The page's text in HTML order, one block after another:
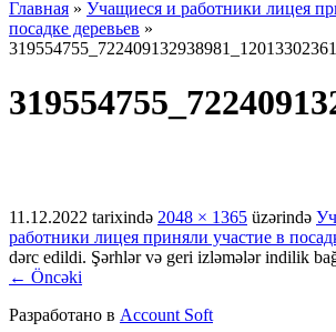
Главная » Учащиеся и работники лицея
посадке деревьев »
11.12.2022 tarixində 2048 × 1365 üzərində
работники лицея приняли участие в
dərc edildi. Şərhlər və geri izləmələr indilik
← Öncəki
Разработано в Account Soft